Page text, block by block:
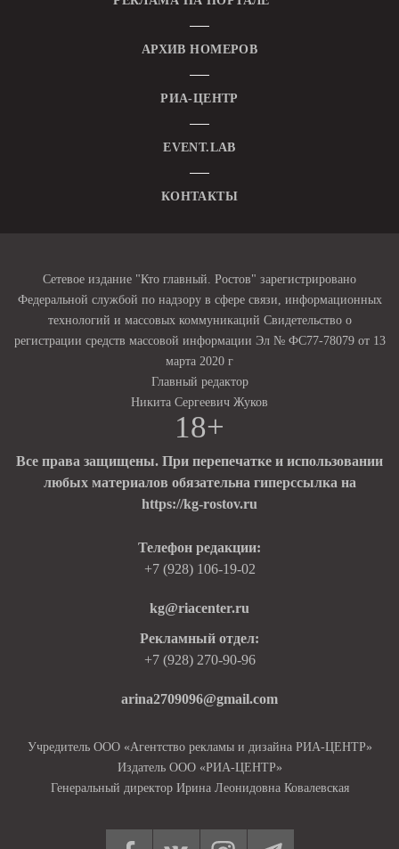
АРХИВ НОМЕРОВ
РИА-ЦЕНТР
EVENT.LAB
КОНТАКТЫ
Сетевое издание "Кто главный. Ростов" зарегистрировано
Федеральной службой по надзору в сфере связи, информационных
технологий и массовых коммуникаций Свидетельство о
регистрации средств массовой информации Эл № ФС77-78079 от 13
марта 2020 г
Главный редактор
Никита Сергеевич Жуков
18+
Все права защищены. При перепечатке и использовании
любых материалов обязательна гиперссылка на
https://kg-rostov.ru
Телефон редакции:
+7 (928) 106-19-02
kg@riacenter.ru
Рекламный отдел:
+7 (928) 270-90-96
arina2709096@gmail.com
Учредитель ООО «Агентство рекламы и дизайна РИА-ЦЕНТР»
Издатель ООО «РИА-ЦЕНТР»
Генеральный директор Ирина Леонидовна Ковалевская